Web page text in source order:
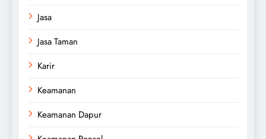
Jasa
Jasa Taman
Karir
Keamanan
Keamanan Dapur